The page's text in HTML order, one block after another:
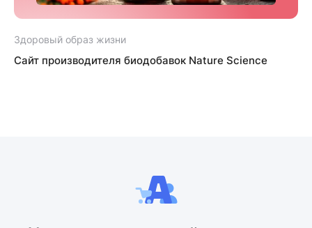
Здоровый образ жизни
Сайт производителя биодобавок Nature Science